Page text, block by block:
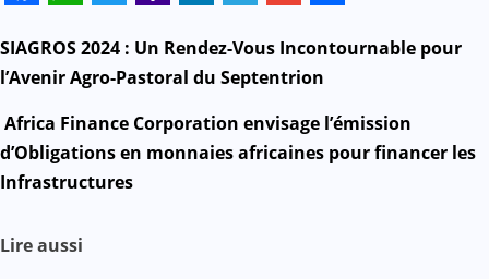
Mail
N
v
i
g
SIAGROS 2024 : Un Rendez-Vous Incontournable pour
l’Avenir Agro-Pastoral du Septentrion
Africa Finance Corporation envisage l’émission
d’Obligations en monnaies africaines pour financer les
Infrastructures
Lire aussi